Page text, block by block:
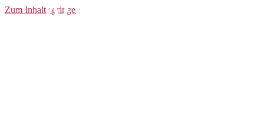
Zum Inhalt springenADV SS Tee W